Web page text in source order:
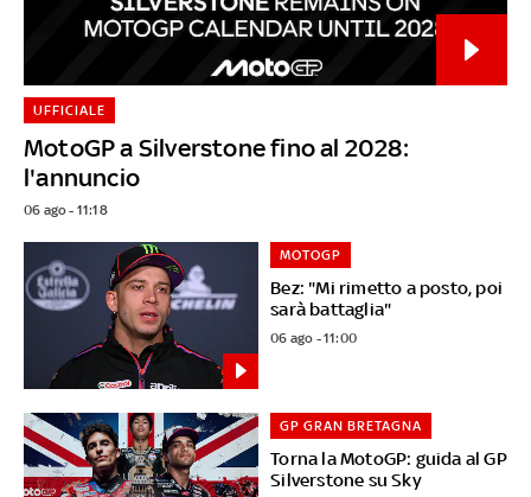
MotoGP a Silverstone fino al 2028:
l'annuncio
UFFICIALE
06 ago - 11:18
Bez: "Mi rimetto a posto, poi
sarà battaglia"
MOTOGP
06 ago - 11:00
Torna la MotoGP: guida al GP
Silverstone su Sky
GP GRAN BRETAGNA